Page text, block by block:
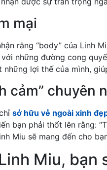
mại
rằng “body” của Linh
những đường cong
những lợi thế của mình,
cảm” chuyên
sở hữu vẻ ngoài xinh
bạn phải thốt lên rằng:
Miu sẽ mang đến cho
Miu, bạn